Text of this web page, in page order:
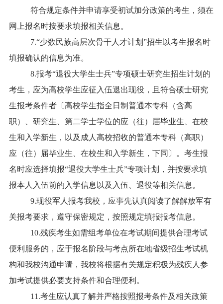
符合规定条件并申请享受初试加分政策的考生，须在
网上报名时按要求填报相关信息。
7.“少数民族高层次骨干人才计划”招生以考生报名时
填报确认的信息为准。
8.报考“退役大学生士兵”专项硕士研究生招生计划的
考生，应为高校学生应征入伍退出现役，且符合硕士研究
生报考条件者〔高校学生指全日制普通本专科（含高
职）、研究生、第二学士学位的应（往）届毕业生、在校
生和入学新生，以及成人高校招收的普通本专科（高职）
应（往）届毕业生、在校生和入学新生，下同〕。考生报
名时应选择填报“退役大学生士兵”专项计划，并按要求填
报本人入伍前的入学信息以及入伍、退役等相关信息。
9.现役军人报考我校，应事先认真阅读了解解放军有
关报考要求，遵守保密规定，按照规定填报报考信息。
10.残疾考生如需组考单位在考试期间提供合理考试
便利服务的，应于报名阶段与考点所在地省级招生考试机
构和我校沟通申请，我校将根据有关规定积极为残疾人参
加考试提供必要支持条件和合理便利。
11.考生应认真了解并严格按照报考条件及相关政策